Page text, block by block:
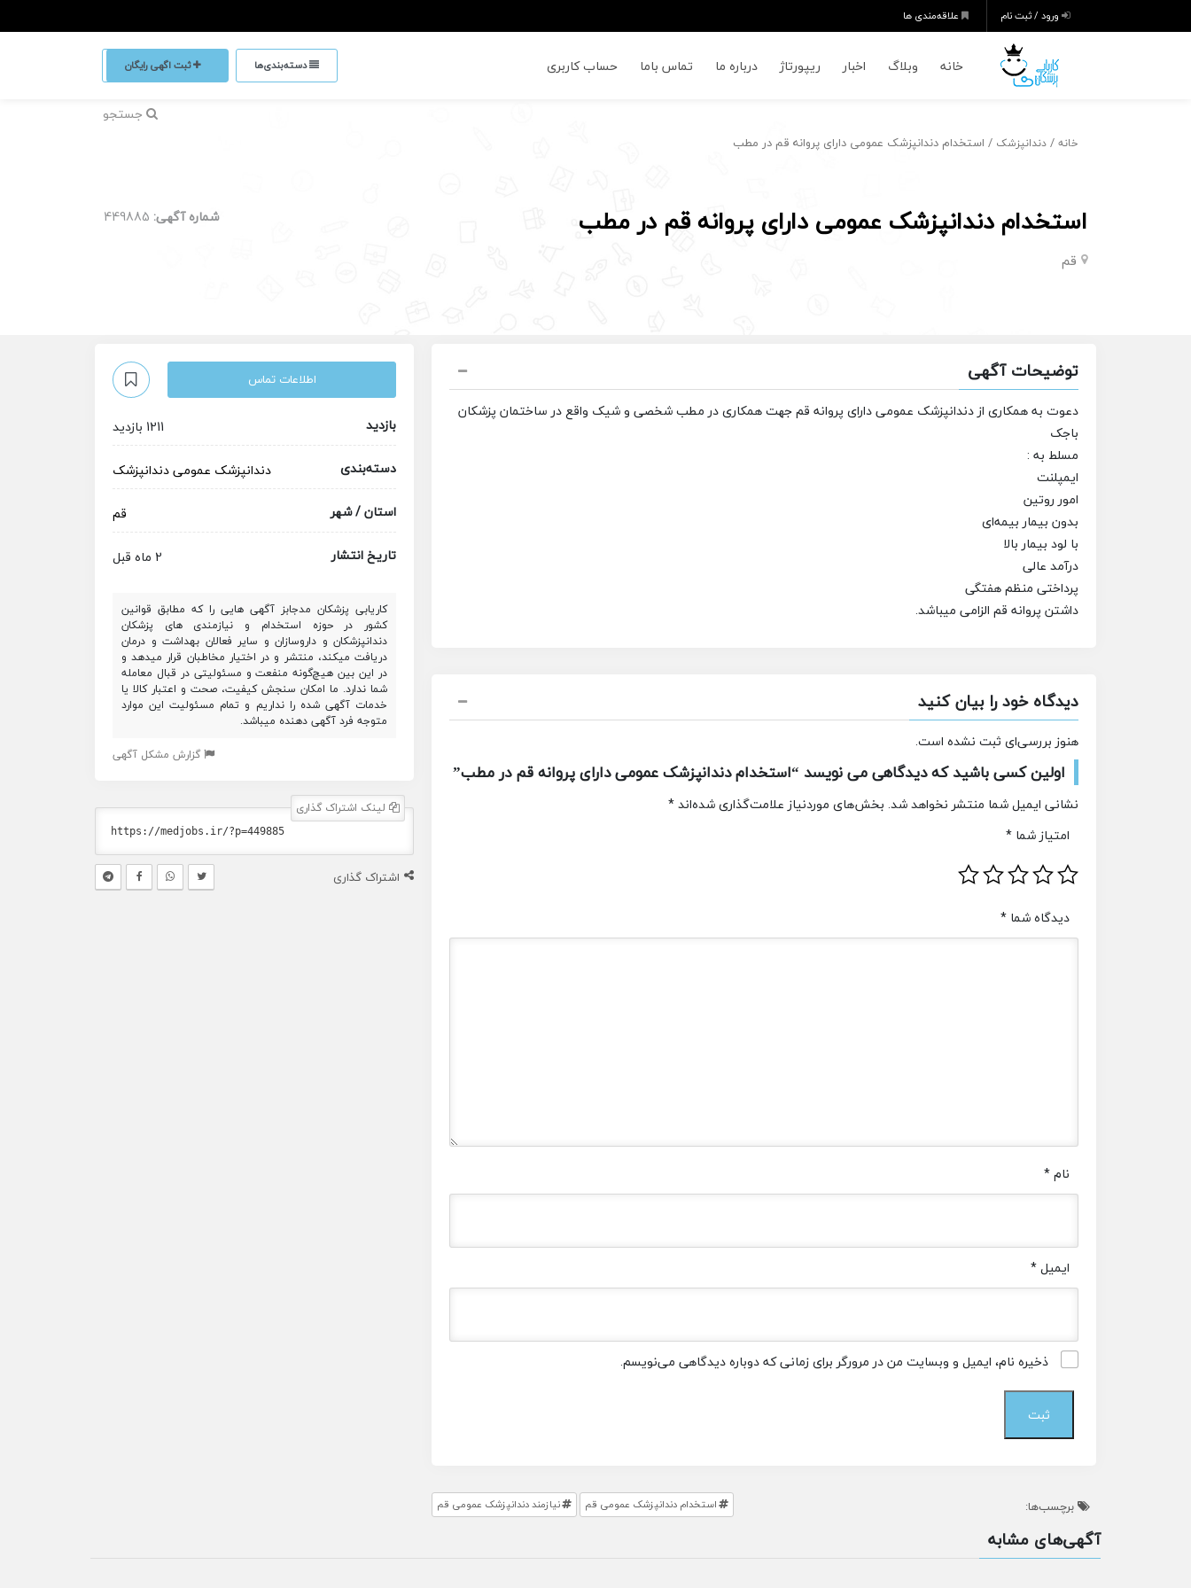
ورود / ثبت نام علاقه‌مندی ها
خانه وبلاگ اخبار ریپورتاژ درباره ما تماس باما حساب کاربری دسته‌بندی‌ها ثبت اگهی رایگان
جستجو
خانه / دندانپزشک / استخدام دندانپزشک عمومی دارای پروانه قم در مطب
استخدام دندانپزشک عمومی دارای پروانه قم در مطب
قم
شماره آگهی: 449885
توضیحات آگهی
دعوت به همکاری از دندانپزشک عمومی دارای پروانه قم جهت همکاری در مطب شخصی و شیک واقع در ساختمان پزشکان
باجک
مسلط به :
ایمپلنت
امور روتین
بدون بیمار بیمه‌ای
با لود بیمار بالا
درآمد عالی
پرداختی منظم هفتگی
داشتن پروانه قم الزامی میباشد.
دیدگاه خود را بیان کنید
هنوز بررسی‌ای ثبت نشده است.
اولین کسی باشید که دیدگاهی می نویسد “استخدام دندانپزشک عمومی دارای پروانه قم در مطب”
نشانی ایمیل شما منتشر نخواهد شد. بخش‌های موردنیاز علامت‌گذاری شده‌اند*
امتیاز شما *
دیدگاه شما *
نام*
ایمیل*
ذخیره نام، ایمیل و وبسایت من در مرورگر برای زمانی که دوباره دیدگاهی می‌نویسم.
برچسب‌ها: استخدام دندانپزشک عمومی قم نیازمند دندانپزشک عمومی قم
اطلاعات تماس
بازدید
1211 بازدید
دسته‌بندی
دندانپزشک عمومیدندانپزشک
استان / شهر
قم
تاریخ انتشار
2 ماه قبل
کاریابی پزشکان مدجابز آگهی هایی را که مطابق قوانین
کشور در حوزه استخدام و نیازمندی های پزشکان
دندانپزشکان و داروسازان و سایر فعالان بهداشت و درمان
دریافت میکند، منتشر و در اختیار مخاطبان قرار میدهد و
در این بین هیچ‌گونه منفعت و مسئولیتی در قبال معامله
شما ندارد. ما امکان سنجش کیفیت، صحت و اعتبار کالا یا
خدمات آگهی شده را نداریم و تمام مسئولیت این موارد
متوجه فرد آگهی دهنده میباشد.
گزارش مشکل آگهی
لینک اشتراک گذاری
اشتراک گذاری
آگهی‌های مشابه